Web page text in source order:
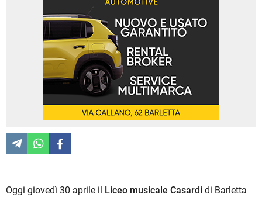
Oggi giovedì 30 aprile il Liceo musicale Casardi di Barletta